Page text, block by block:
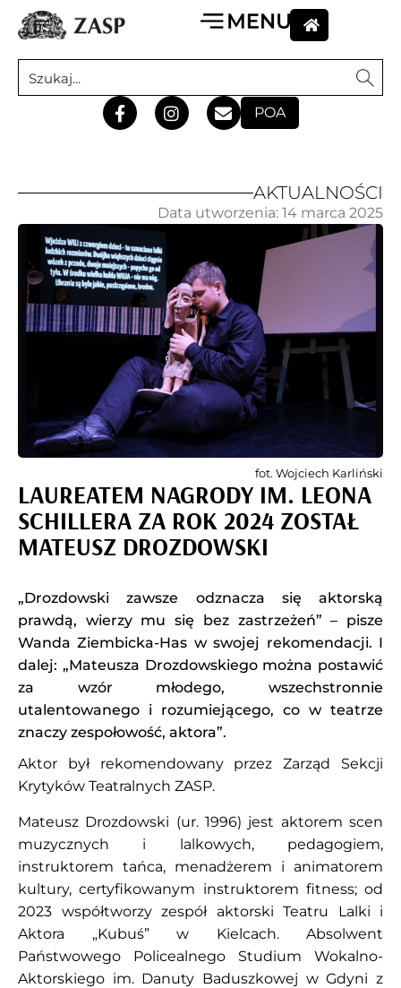
POA
AKTUALNOŚCI
LAUREATEM NAGRODY IM. LEONA
SCHILLERA ZA ROK 2024 ZOSTAŁ
MATEUSZ DROZDOWSKI
„Drozdowski zawsze odznacza się aktorską
prawdą, wierzy mu się bez zastrzeżeń” – pisze
Wanda Ziembicka-Has w swojej rekomendacji. I
dalej: „Mateusza Drozdowskiego można postawić
za wzór młodego, wszechstronnie
utalentowanego i rozumiejącego, co w teatrze
znaczy zespołowość, aktora”.
Aktor był rekomendowany przez Zarząd Sekcji
Krytyków Teatralnych ZASP.
Mateusz Drozdowski (ur. 1996) jest aktorem scen
muzycznych i lalkowych, pedagogiem,
instruktorem tańca, menadżerem i animatorem
kultury, certyfikowanym instruktorem fitness; od
2023 współtworzy zespół aktorski Teatru Lalki i
Aktora „Kubuś” w Kielcach. Absolwent
Państwowego Policealnego Studium Wokalno-
Aktorskiego im. Danuty Baduszkowej w Gdyni z
Data utworzenia: 14 marca 2025
fot. Wojciech Karliński